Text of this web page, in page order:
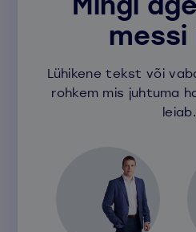
messi
Lühikene tekst või
rohkem mis juhtuma
leiab.